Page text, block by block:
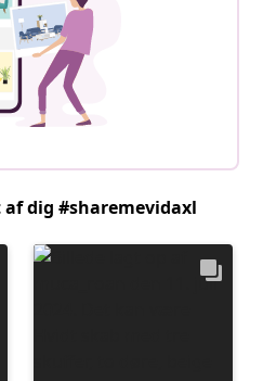
dig #sharemevidaxl